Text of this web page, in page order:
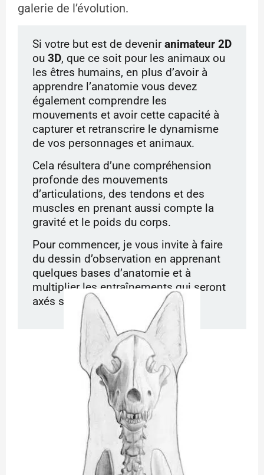
galerie de l’évolution.
Si votre but est de deveniranimateur 2D
ou 3D, que ce soit pour les animaux ou
les êtres humains, en plus d’avoir à
apprendre l’anatomie vous devez
également comprendre les
mouvements et avoir cette capacité à
capturer et retranscrire le dynamisme
de vos personnages et animaux.
Cela résultera d’une compréhension
profonde des mouvements
d’articulations, des tendons et des
muscles en prenant aussi compte la
gravité et le poids du corps.
Pour commencer, je vous invite à faire
du dessin d’observation en apprenant
quelques bases d’anatomie et à
multiplier les entraînements qui seront
axés sur le mouvement.